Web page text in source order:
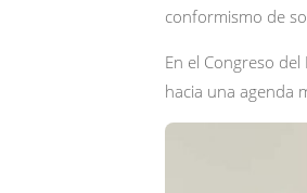
conformismo de
En el Congreso
hacia una agenda